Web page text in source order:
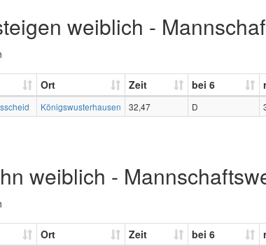
weiblich -
Ort Zeit bei 6 r
Königswusterhausen 32,47 D
weiblich -
Ort Zeit bei 6 r